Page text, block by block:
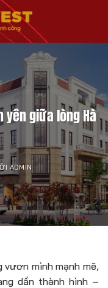
yên giữa lòng Hà
ADMIN
vươn mình mạnh mẽ,
dần thành hình –